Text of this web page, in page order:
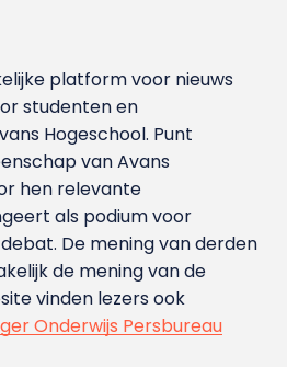
platform voor nieuws
studenten en
Hoge­school. Punt
van Avans
hen relevante
als podium voor
De mening van derden
de mening van de
vinden lezers ook
Onderwijs Persbureau